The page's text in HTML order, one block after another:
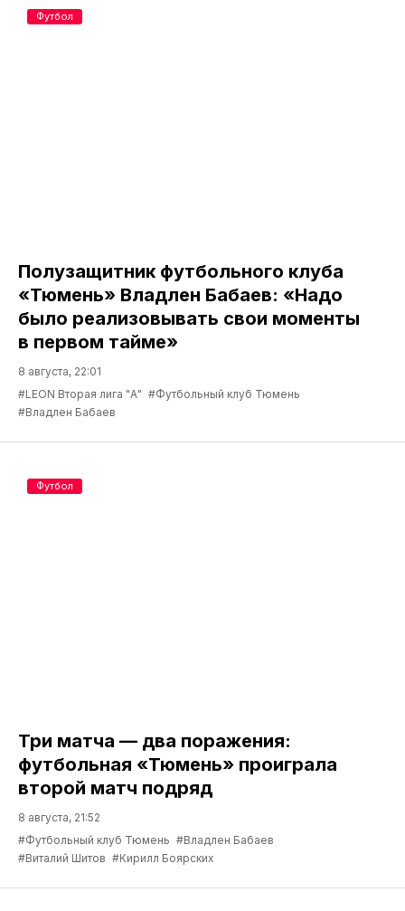
Полузащитник футбольного клуба
«Тюмень» Владлен Бабаев: «Надо
было реализовывать свои моменты
в первом тайме»
8 августа, 22:01
#LEON Вторая лига "А" #Футбольный клуб Тюмень
#Владлен Бабаев
Футбол
Три матча — два поражения:
футбольная «Тюмень» проиграла
второй матч подряд
8 августа, 21:52
#Футбольный клуб Тюмень #Владлен Бабаев
#Виталий Шитов #Кирилл Боярских
Футбол